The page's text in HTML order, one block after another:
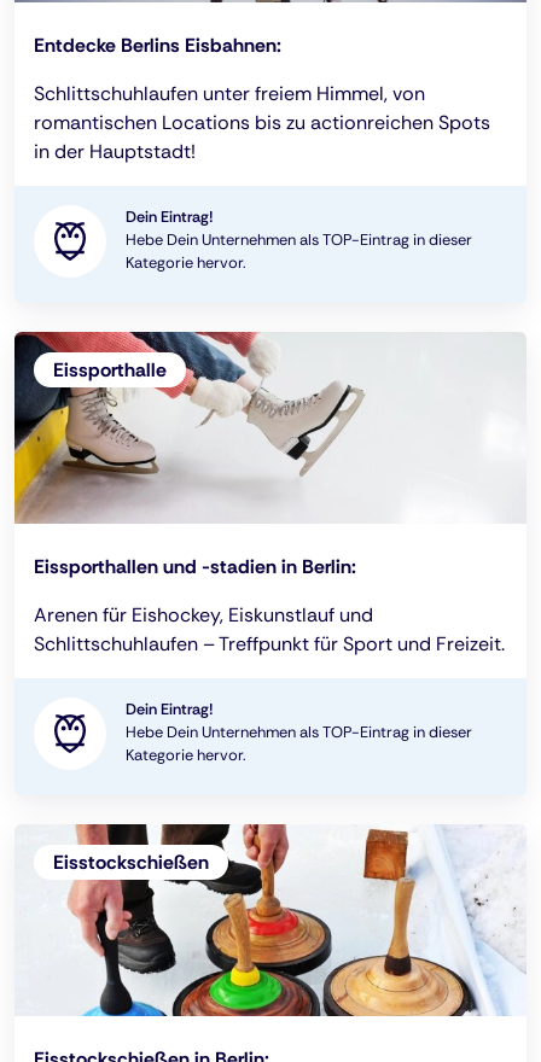
Entdecke Berlins Eisbahnen:
Schlittschuhlaufen unter freiem Himmel, von
romantischen Locations bis zu actionreichen Spots
in der Hauptstadt!
Dein Eintrag!
Hebe Dein Unternehmen als TOP-Eintrag in dieser
Kategorie hervor.
Eissporthalle
Eissporthallen und -stadien in Berlin:
Arenen für Eishockey, Eiskunstlauf und
Schlittschuhlaufen – Treffpunkt für Sport und Freizeit.
Dein Eintrag!
Hebe Dein Unternehmen als TOP-Eintrag in dieser
Kategorie hervor.
Eisstockschießen